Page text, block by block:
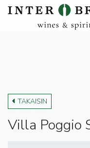
TAKAISIN
Villa Poggio